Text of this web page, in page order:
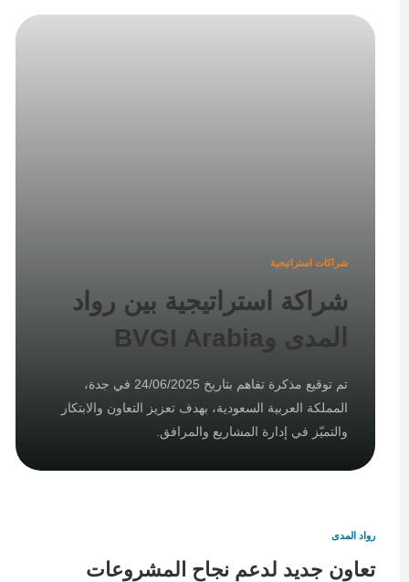
شراكات استراتيجية
شراكة استراتيجية بين رواد
المدى وBVGI Arabia
تم توقيع مذكرة تفاهم بتاريخ 24/06/2025 في جدة،
المملكة العربية السعودية، بهدف تعزيز التعاون والابتكار
والتميّز في إدارة المشاريع والمرافق.
رواد المدى
تعاون جديد لدعم نجاح المشروعات